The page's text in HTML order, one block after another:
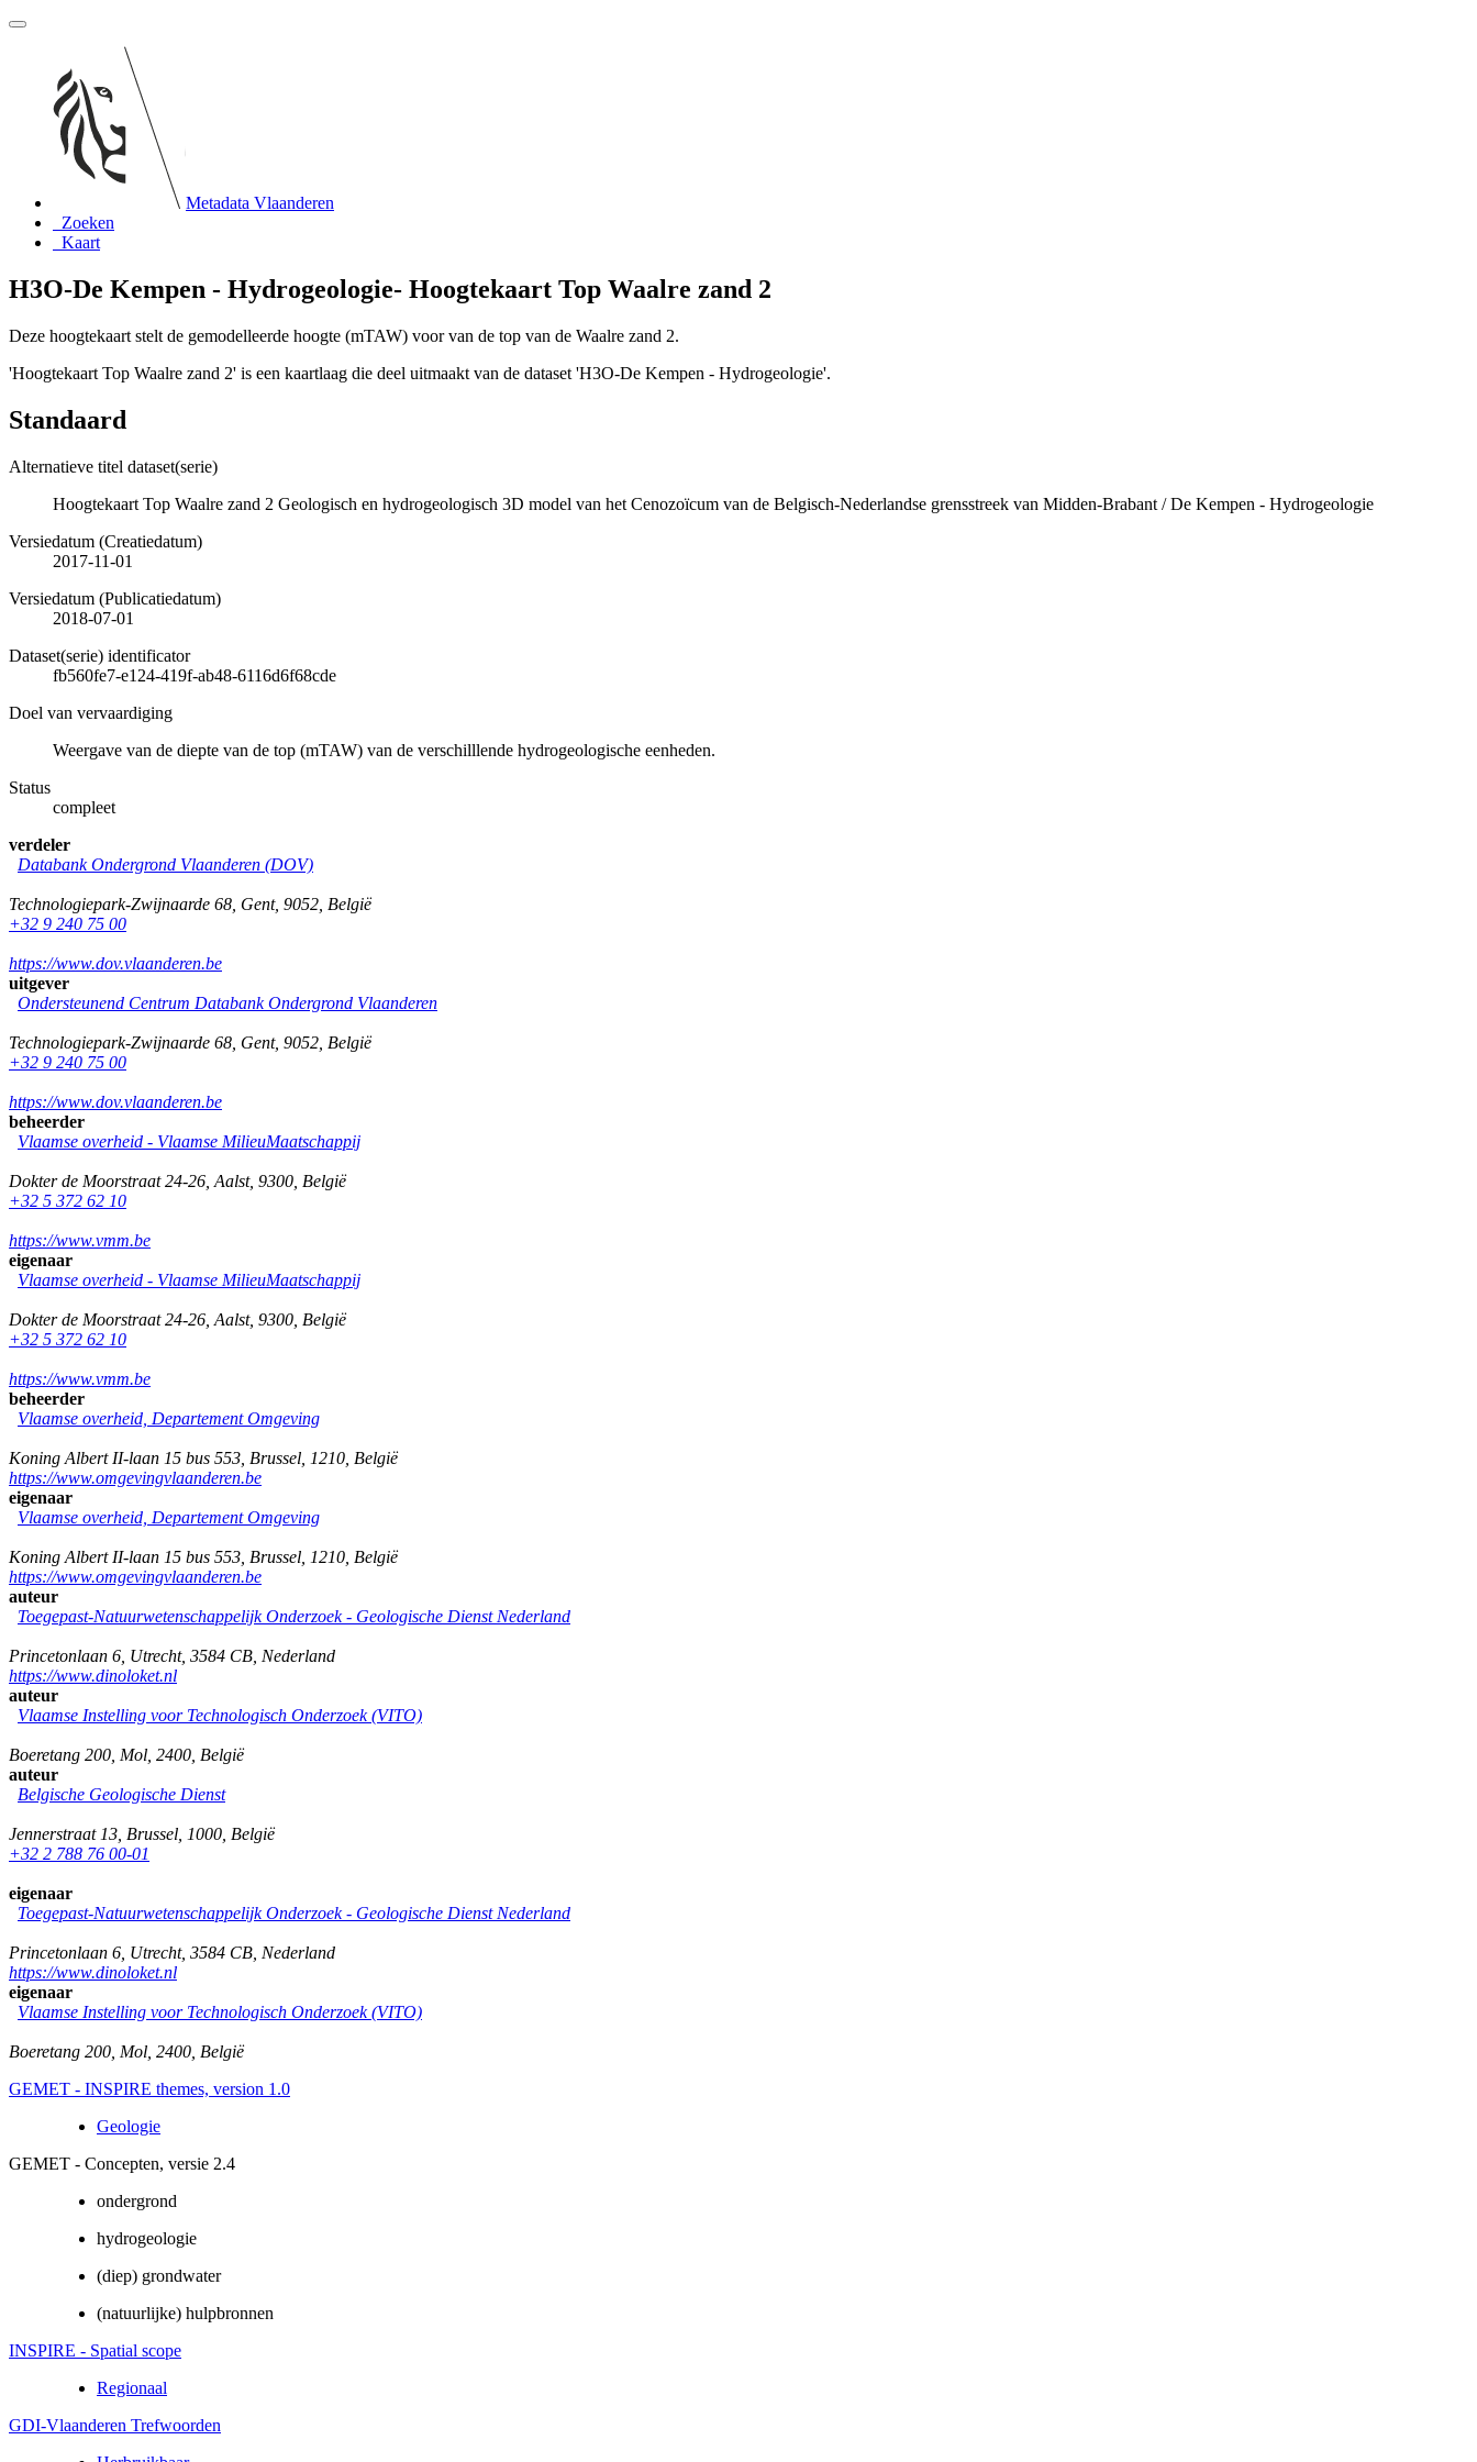
Metadata Vlaanderen
Zoeken
Kaart
H3O-De Kempen - Hydrogeologie- Hoogtekaart Top Waalre zand 2
Deze hoogtekaart stelt de gemodelleerde hoogte (mTAW) voor van de top van de Waalre zand 2.
'Hoogtekaart Top Waalre zand 2' is een kaartlaag die deel uitmaakt van de dataset 'H3O-De Kempen - Hydrogeologie'.
Standaard
Alternatieve titel dataset(serie)
Hoogtekaart Top Waalre zand 2 Geologisch en hydrogeologisch 3D model van het Cenozoïcum van de Belgisch-Nederlandse grensstreek van Midden-Brabant / De Kempen - Hydrogeologie
Versiedatum (Creatiedatum)
2017-11-01
Versiedatum (Publicatiedatum)
2018-07-01
Dataset(serie) identificator
fb560fe7-e124-419f-ab48-6116d6f68cde
Doel van vervaardiging
Weergave van de diepte van de top (mTAW) van de verschilllende hydrogeologische eenheden.
Status
compleet
verdeler
Databank Ondergrond Vlaanderen (DOV)
Technologiepark-Zwijnaarde 68 Gent, 9052 België
+32 9 240 75 00
https://www.dov.vlaanderen.be
uitgever
Ondersteunend Centrum Databank Ondergrond Vlaanderen
Technologiepark-Zwijnaarde 68 Gent, 9052 België
+32 9 240 75 00
https://www.dov.vlaanderen.be
beheerder
Vlaamse overheid - Vlaamse MilieuMaatschappij
Dokter de Moorstraat 24-26 Aalst, 9300 België
+32 5 372 62 10
https://www.vmm.be
eigenaar
Vlaamse overheid - Vlaamse MilieuMaatschappij
Dokter de Moorstraat 24-26 Aalst, 9300 België
+32 5 372 62 10
https://www.vmm.be
beheerder
Vlaamse overheid, Departement Omgeving
Koning Albert II-laan 15 bus 553 Brussel 1210 België
https://www.omgevingvlaanderen.be
eigenaar
Vlaamse overheid, Departement Omgeving
Koning Albert II-laan 15 bus 553 Brussel 1210 België
https://www.omgevingvlaanderen.be
auteur
Toegepast-Natuurwetenschappelijk Onderzoek - Geologische Dienst Nederland
Princetonlaan 6 Utrecht, 3584 CB Nederland
https://www.dinoloket.nl
auteur
Vlaamse Instelling voor Technologisch Onderzoek (VITO)
Boeretang 200 Mol 2400 België
auteur
Belgische Geologische Dienst
Jennerstraat 13 Brussel 1000 België
+32 2 788 76 00-01
eigenaar
Toegepast-Natuurwetenschappelijk Onderzoek - Geologische Dienst Nederland
Princetonlaan 6 Utrecht, 3584 CB Nederland
https://www.dinoloket.nl
eigenaar
Vlaamse Instelling voor Technologisch Onderzoek (VITO)
Boeretang 200 Mol 2400 België
GEMET - INSPIRE themes, version 1.0
Geologie
GEMET - Concepten, versie 2.4
ondergrond
hydrogeologie
(diep) grondwater
(natuurlijke) hulpbronnen
INSPIRE - Spatial scope
Regionaal
GDI-Vlaanderen Trefwoorden